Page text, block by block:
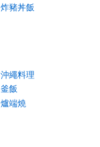
炸豬丼飯
沖繩料理
釜飯
爐端燒